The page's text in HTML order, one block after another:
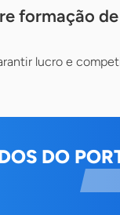
formação
lucro e
DO